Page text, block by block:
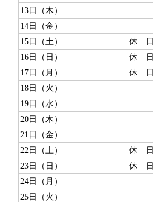
13日（木）
14日（金）
15日（土）
休 日
16日（日）
休 日
17日（月）
休 日
18日（火）
19日（水）
20日（木）
21日（金）
22日（土）
休 日
23日（日）
休 日
24日（月）
25日（火）